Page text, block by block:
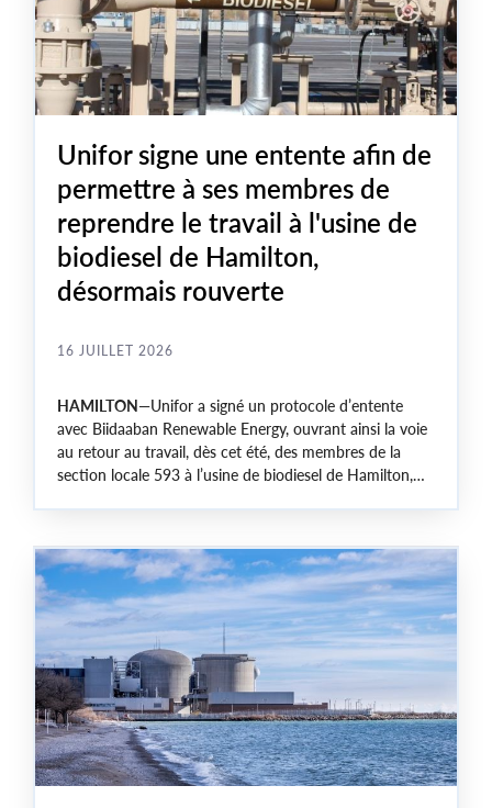
Unifor signe une entente afin de
permettre à ses membres de
reprendre le travail à l'usine de
biodiesel de Hamilton,
désormais rouverte
16 JUILLET 2026
HAMILTON—Unifor a signé un protocole d’entente
avec Biidaaban Renewable Energy, ouvrant ainsi la voie
au retour au travail, dès cet été, des membres de la
section locale 593 à l’usine de biodiesel de Hamilton,